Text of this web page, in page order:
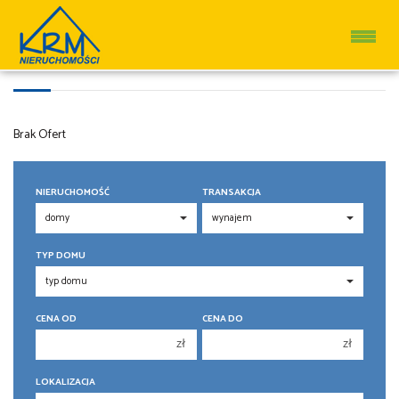
DOMY NA WYNAJEM
Brak Ofert
NIERUCHOMOŚĆ TRANSAKCJA
TYP DOMU
CENA OD
zł
CENA DO
zł
LOKALIZACJA